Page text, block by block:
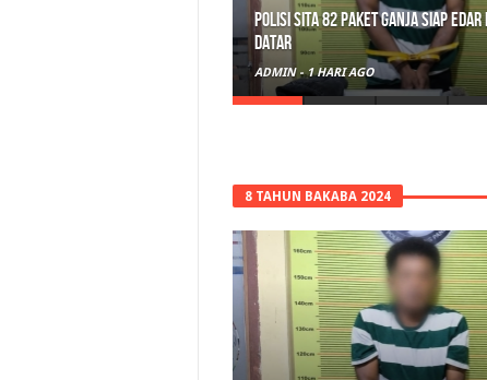
Polisi Sita 82 Paket Ganja Siap Edar
Datar
ADMIN -1 HARI AGO
8 TAHUN BAKABA 2024